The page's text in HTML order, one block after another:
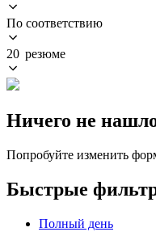
По соответствию
20 резюме
Ничего не
Попробуйте изменить
Быстрые
Полный день